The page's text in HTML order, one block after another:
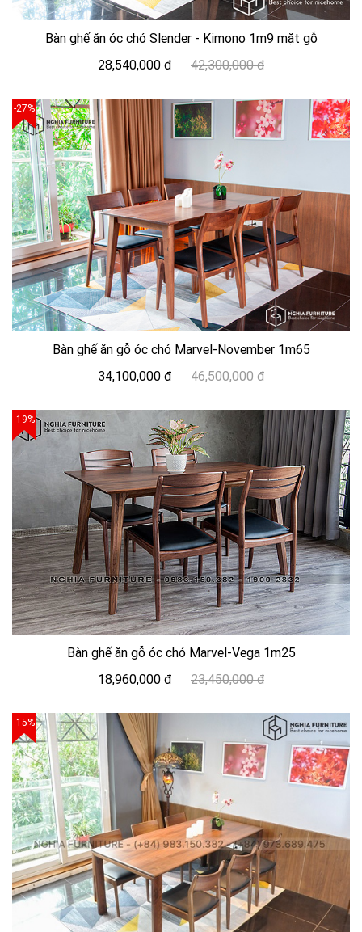
Bàn ghế ăn óc chó Slender - Kimono 1m9 mặt gỗ
28,540,000 đ
42,300,000 đ
-27%
Bàn ghế ăn gỗ óc chó Marvel-November 1m65
34,100,000 đ
46,500,000 đ
-19%
Bàn ghế ăn gỗ óc chó Marvel-Vega 1m25
18,960,000 đ
23,450,000 đ
-15%